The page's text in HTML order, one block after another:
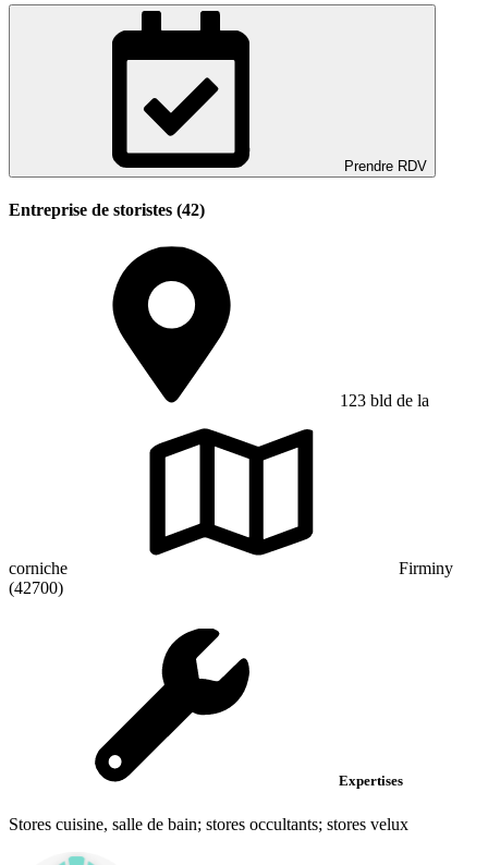
Prendre RDV
Entreprise de storistes (42)
123 bld de la
corniche
Firminy
(42700)
Expertises
Stores cuisine, salle de bain; stores occultants; stores velux